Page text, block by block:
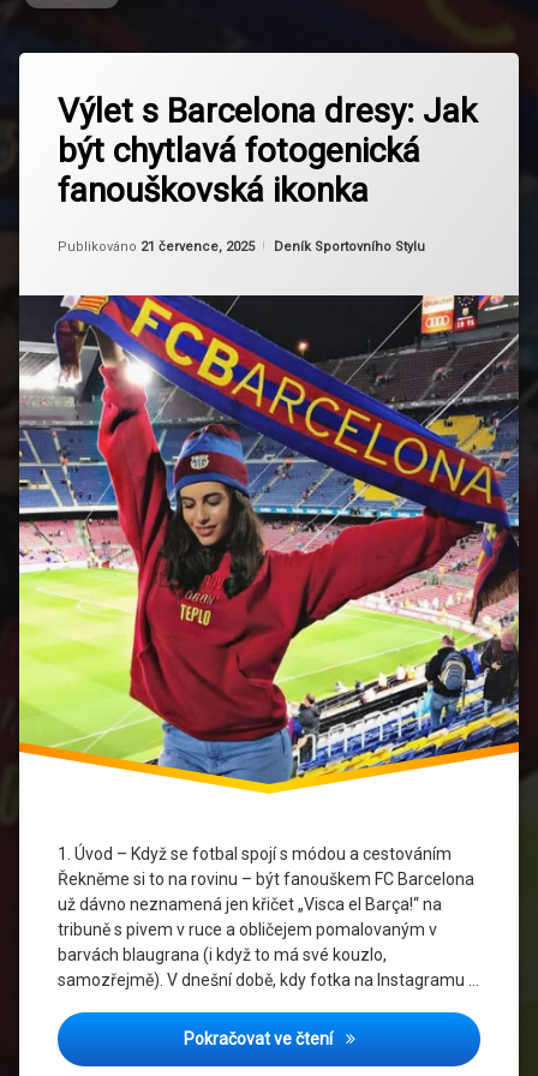
Výlet s Barcelona dresy: Jak
být chytlavá fotogenická
fanouškovská ikonka
Publikováno 21 července, 2025
Aktualizováno 21 července, 2025
Od Ruby
Kategorie:
Deník Sportovního Stylu
1. Úvod – Když se fotbal spojí s módou a cestováním
Řekněme si to na rovinu – být fanouškem FC Barcelona
už dávno neznamená jen křičet „Visca el Barça!“ na
tribuně s pivem v ruce a obličejem pomalovaným v
barvách blaugrana (i když to má své kouzlo,
samozřejmě). V dnešní době, kdy fotka na Instagramu …
Pokračovat ve čteníVýlet s Barcelona dresy:
Barça
Styl
Barcelonská
Dresy FC
Barcelona
Fandění
S
Jiskrou
Fanouškovský
Look
FC
Barcelona
Fotbal
A
Krása
fotbalová
móda
komentář
na
Výlet
s
Barcelona
dresy:
být
fotogenická
fanouškovská
ikonka